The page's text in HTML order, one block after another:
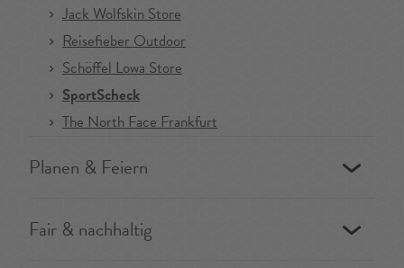
Jack Wolfskin Store
Reisefieber Outdoor
Schöffel Lowa Store
SportScheck
The North Face Frankfurt
Planen & Feiern
Fair & nachhaltig